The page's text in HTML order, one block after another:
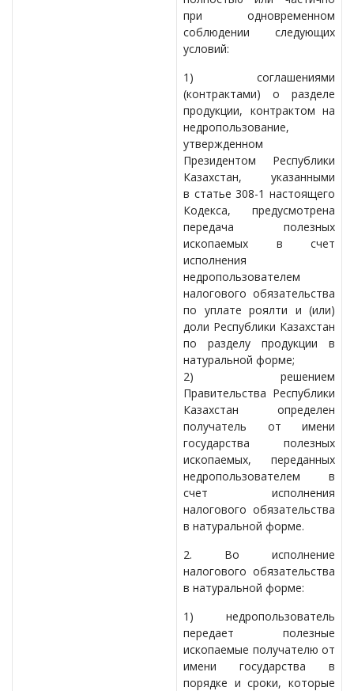
при одновременном
соблюдении следующих
условий:
1) соглашениями
(контрактами) о разделе
продукции, контрактом на
недропользование,
утвержденном
Президентом Республики
Казахстан, указанными
в статье 308-1 настоящего
Кодекса, предусмотрена
передача полезных
ископаемых в счет
исполнения
недропользователем
налогового обязательства
по уплате роялти и (или)
доли Республики Казахстан
по разделу продукции в
натуральной форме;
2) решением
Правительства Республики
Казахстан определен
получатель от имени
государства полезных
ископаемых, переданных
недропользователем в
счет исполнения
налогового обязательства
в натуральной форме.
2. Во исполнение
налогового обязательства
в натуральной форме:
1) недропользователь
передает полезные
ископаемые получателю от
имени государства в
порядке и сроки, которые